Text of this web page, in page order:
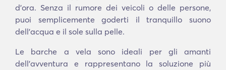
d'ora. Senza il rumore dei veicoli o delle persone,
puoi semplicemente goderti il tranquillo suono
dell'acqua e il sole sulla pelle.
Le barche a vela sono ideali per gli amanti
dell'avventura e rappresentano la soluzione più